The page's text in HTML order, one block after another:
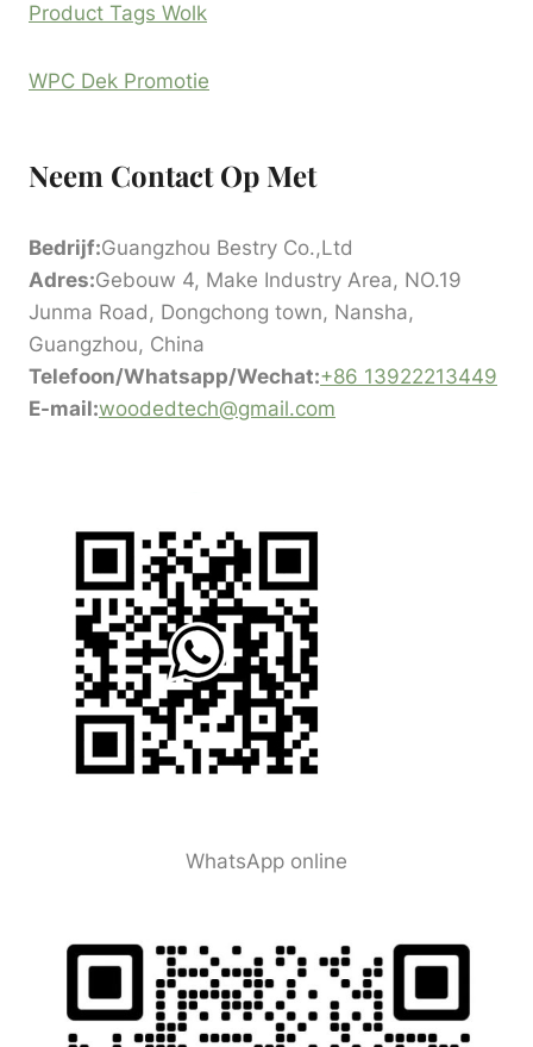
Product Tags Wolk
WPC Dek Promotie
Neem Contact Op Met
Bedrijf:Guangzhou Bestry Co.,Ltd
Adres:Gebouw 4, Make Industry Area, NO.19
Junma Road, Dongchong town, Nansha,
Guangzhou, China
Telefoon/Whatsapp/Wechat:+86 13922213449
E-mail:woodedtech@gmail.com
WhatsApp online